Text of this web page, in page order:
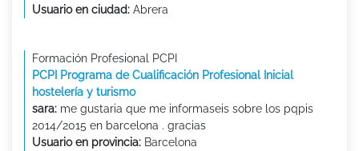
Usuario en ciudad: Abrera
Formación Profesional PCPI
PCPI Programa de Cualificación Profesional Inicial
hostelería y turismo
sara: me gustaria que me informaseis sobre los pqpis
2014/2015 en barcelona . gracias
Usuario en provincia: Barcelona